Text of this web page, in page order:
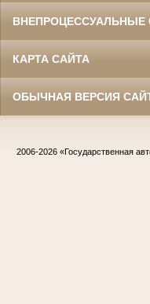
ВНЕПРОЦЕССУАЛЬНЫЕ
КАРТА САЙТА
ОБЫЧНАЯ ВЕРСИЯ
2006-2026 «Государственная